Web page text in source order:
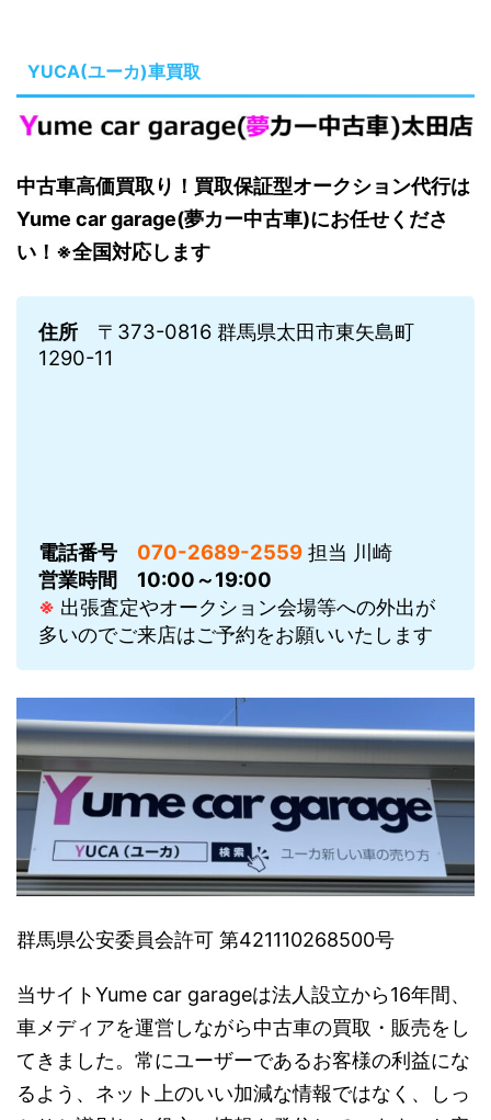
YUCA(ユーカ)車買取
中古車高価買取り！買取保証型オークション代行は
Yume car garage(夢カー中古車)にお任せくださ
い！※全国対応します
住所 〒373-0816 群馬県太田市東矢島町
1290-11
電話番号 070-2689-2559 担当 川崎
営業時間
10:00～19:00
※ 出張査定やオークション会場等への外出が
多いのでご来店はご予約をお願いいたします
群馬県公安委員会許可 第421110268500号
当サイトYume car garageは法人設立から16年間、
車メディアを運営しながら中古車の買取・販売をし
てきました。常にユーザーであるお客様の利益にな
るよう、ネット上のいい加減な情報ではなく、しっ